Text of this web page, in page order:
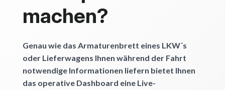
machen?
Genau wie das Armaturenbrett eines LKW´s
oder Lieferwagens Ihnen während der Fahrt
notwendige Informationen liefern bietet Ihnen
das operative Dashboard eine Live-